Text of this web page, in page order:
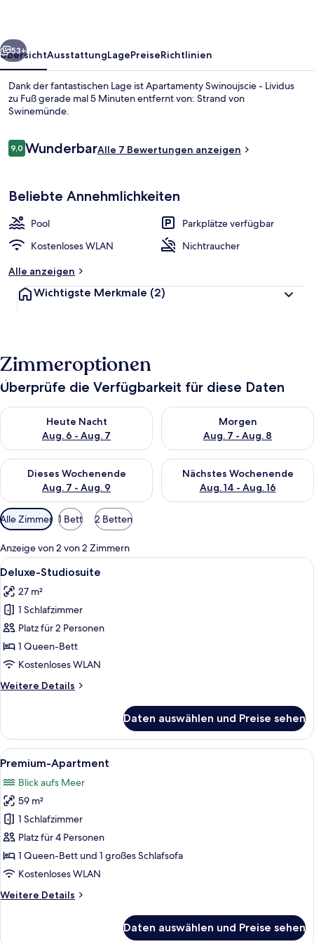
Innenbereich
Weiter
53+
ÜbersichtAusstattungLagePreiseRichtlinien
Dank der fantastischen Lage ist Apartamenty Swinoujscie - Lividus
zu Fuß gerade mal 5 Minuten entfernt von: Strand von
Swinemünde.
Bewertungen
9,09,0 von 10.
WunderbarAlle 7 Bewertungen anzeigen
Beliebte Annehmlichkeiten
Pool
Parkplätze verfügbar
Kostenloses WLAN
Nichtraucher
Alle anzeigen
Wichtigste Merkmale (2)
Zimmeroptionen
Überprüfe die Verfügbarkeit für diese Daten
Heute Nacht
Aug. 6 - Aug. 7
Überprüfe die Verfügbarkeit für heute Nacht, Aug. 6 - Aug. 7.
Morgen
Aug. 7 - Aug. 8
Überprüfe die Verfügbarkeit
Dieses Wochenende
Aug. 7 - Aug. 9
Überprüfe die Verfügbarkeit für dieses Wochenende, Aug. 7
Nächstes Wochenende
Aug. 14 - Aug. 16
Überprüfe die Verfügbarkeit
Verfügbare
Filter
für
Zimmer
Alle Zimmer 1 Bett 2 Betten
Anzeige von 2 von 2 Zimmern
Alle
Fotos
für
Deluxe-
Studiosuite
anzeigen
Ein Hotelzimmer mit einem Bett,
7
Deluxe-Studiosuite
27 m²
1 Schlafzimmer
Platz für 2 Personen
1 Queen-Bett
Kostenloses WLAN
Weitere Details
Weitere
Studiosuite
Daten auswählen und Preise sehen
Alle
Fotos
für
Premium-
Apartment
anzeigen
Ein modernes Wohnzimmer mit
16
Premium-Apartment
Blick aufs Meer
59 m²
1 Schlafzimmer
Platz für 4 Personen
1 Queen-Bett und 1 großes Schlafsofa
Kostenloses WLAN
Weitere Details
Weitere
Daten auswählen und Preise sehen